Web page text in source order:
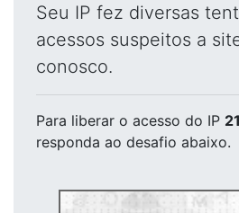
Seu IP fez diversas
acessos suspeitos a
conosco.
Para liberar o acesso do IP
responda ao desafio abaixo.